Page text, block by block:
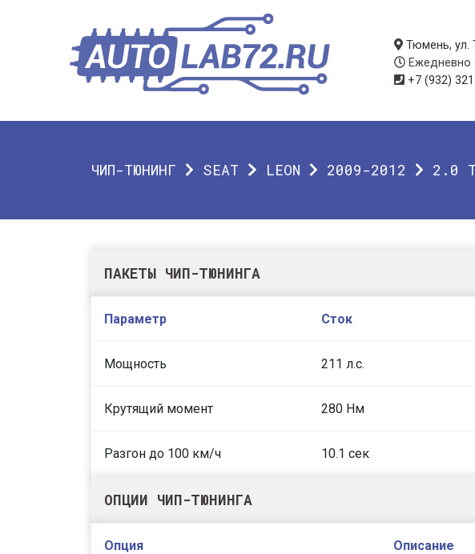
Тюмень, ул.
Ежедневно
+7 (932)
ЧИП-ТЮНИНГ SEAT LEON 2009-2012 2.0
ПАКЕТЫ ЧИП-ТЮНИНГА
Параметр Сток
Мощность 211 л.с.
Крутящий момент 280 Нм
Разгон до 100 км/ч 10.1 сек
ОПЦИИ ЧИП-ТЮНИНГА
Опция Описание